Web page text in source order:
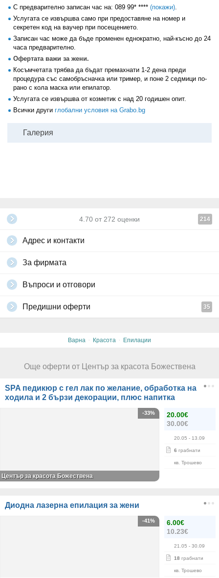
С предварително записан час на: 089 99* **** (покажи).
Услугата се извършва само при предоставяне на номер и
секретен код на ваучер при посещението.
Записан час може да бъде променен еднократно, най-късно до 24
часа предварително.
Офертата важи за жени.
Косъмчетата трябва да бъдат премахнати 1-2 дена преди
процедура със самобръсначка или тример, и поне 2 седмици по-
рано с кола маска или епилатор.
Услугата се извършва от козметик с над 20 годишен опит.
Всички други глобални условия на Grabo.bg
Галерия
4.70 от 272 оценки 214
Адрес и контакти
За фирмата
Въпроси и отговори
Предишни оферти 35
Варна · Красота · Епилации
Още оферти от Център за красота Божествена
SPA педикюр с гел лак по желание, обработка на
ходила и 2 бързи декорации, плюс напитка
20.00€
30.00€
20.05 - 13.09
6 грабнати
кв. Трошево
-33%
Център за красота Божествена
Диодна лазерна епилация за жени
6.00€
10.23€
21.05 - 30.09
18 грабнати
кв. Трошево
-41%